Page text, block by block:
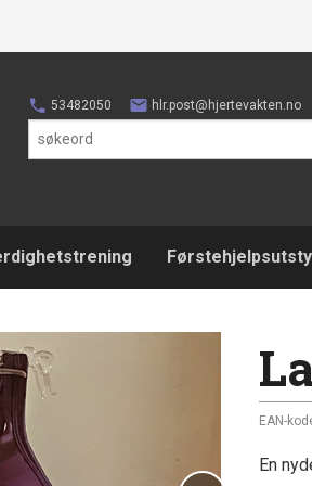
53482050 hlr.post@hjertevakten.no
EAN-
En